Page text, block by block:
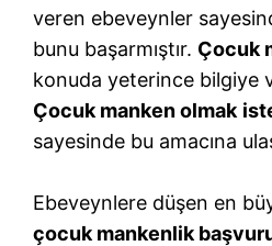
veren ebeveynler
bunu başarmıştır. Çocuk
konuda yeterince bilgiye
Çocuk manken olmak
sayesinde bu amacına
Ebeveynlere düşen en
çocuk mankenlik